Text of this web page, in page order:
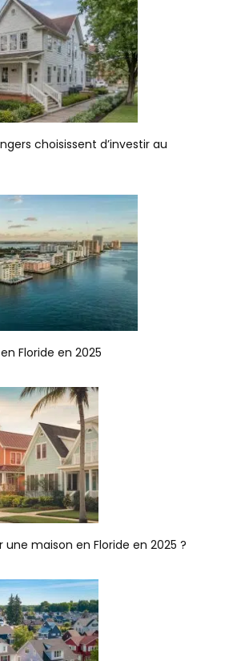
choisissent d’investir au
Floride en 2025
maison en Floride en 2025 ?